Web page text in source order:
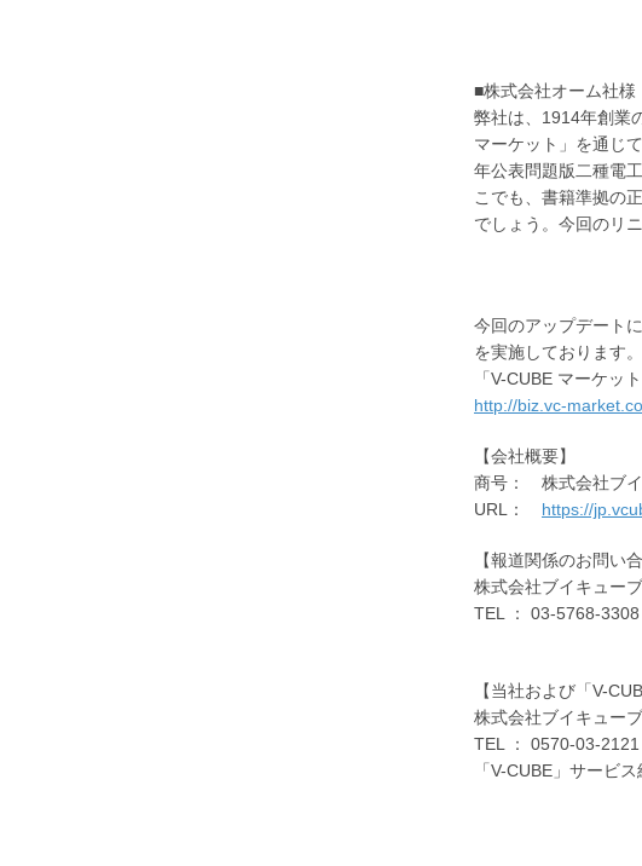
■株式会社オーム社様
弊社は、1914年創業
マーケット」を通じ
年公表問題版二種電
こでも、書籍準拠の
でしょう。今回のリ
今回のアップデート
を実施しております。
「V-CUBE マーケッ
http://biz.vc-
【会社概要】
商号： 株式会社ブイ
URL： https://
【報道関係のお問い
株式会社ブイキュ
TEL ： 03-5768-
【当社および「V-
株式会社ブイキューブ
TEL ： 0570-03-
「V-CUBE」サービ